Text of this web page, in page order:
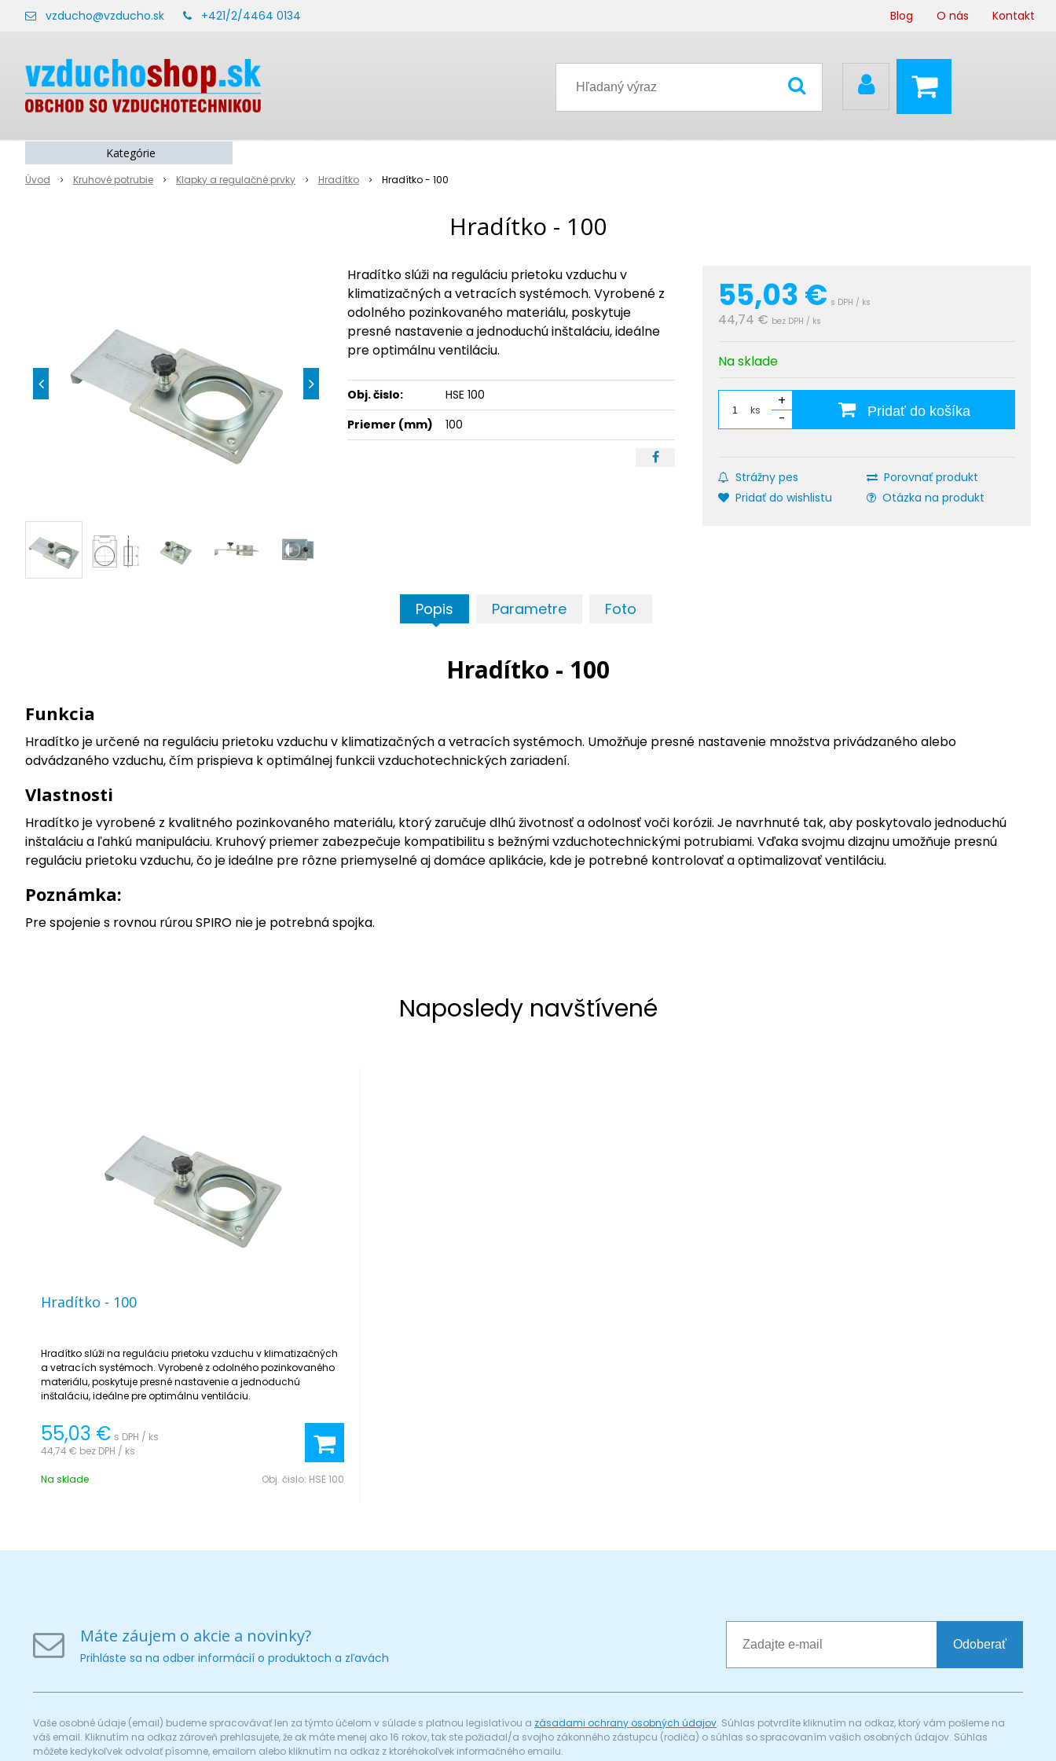
vzducho@vzducho.sk +421/2/4464 0134 Blog O nás Kontakt
Úvod Kruhové potrubie Klapky a regulačné prvky Hradítko Hradítko - 100
Hradítko - 100
55,03€ s DPH / ks
44,74 € bez DPH / ks
Na sklade
ks
+
-
Pridať do košíka
Strážny pes
Porovnať produkt
Pridať do wishlistu
Otázka na produkt
Hradítko slúži na reguláciu prietoku vzduchu v
klimatizačných a vetracích systémoch. Vyrobené z
odolného pozinkovaného materiálu, poskytuje
presné nastavenie a jednoduchú inštaláciu, ideálne
pre optimálnu ventiláciu.
Obj. čislo:
HSE 100
Priemer (mm)
100
Popis Parametre Foto
Hradítko - 100
Funkcia
Hradítko je určené na reguláciu prietoku vzduchu v klimatizačných a vetracích systémoch. Umožňuje presné nastavenie množstva privádzaného alebo
odvádzaného vzduchu, čím prispieva k optimálnej funkcii vzduchotechnických zariadení.
Vlastnosti
Hradítko je vyrobené z kvalitného pozinkovaného materiálu, ktorý zaručuje dlhú životnosť a odolnosť voči korózii. Je navrhnuté tak, aby poskytovalo jednoduchú
inštaláciu a ľahkú manipuláciu. Kruhový priemer zabezpečuje kompatibilitu s bežnými vzduchotechnickými potrubiami. Vďaka svojmu dizajnu umožňuje presnú
reguláciu prietoku vzduchu, čo je ideálne pre rôzne priemyselné aj domáce aplikácie, kde je potrebné kontrolovať a optimalizovať ventiláciu.
Poznámka:
Pre spojenie s rovnou rúrou SPIRO nie je potrebná spojka.
Naposledy navštívené
Hradítko - 100
Hradítko slúži na reguláciu prietoku vzduchu v klimatizačných
a vetracích systémoch. Vyrobené z odolného pozinkovaného
materiálu, poskytuje presné nastavenie a jednoduchú
inštaláciu, ideálne pre optimálnu ventiláciu.
55,03 € s DPH / ks
44,74 € bez DPH / ks
Na sklade Obj. čislo: HSE 100
Kategórie
Máte záujem o akcie a novinky?
Prihláste sa na odber informácií o produktoch a zľavách
Odoberať
Vaše osobné údaje (email) budeme spracovávať len za týmto účelom v súlade s platnou legislatívou a zásadami ochrany osobných údajov. Súhlas potvrdíte kliknutím na odkaz, ktorý vám pošleme na
váš email. Kliknutím na odkaz zároveň prehlasujete, že ak máte menej ako 16 rokov, tak ste požiadal/a svojho zákonného zástupcu (rodiča) o súhlas so spracovaním vašich osobných údajov. Súhlas
môžete kedykoľvek odvolať písomne, emailom alebo kliknutím na odkaz z ktoréhokoľvek informačného emailu.